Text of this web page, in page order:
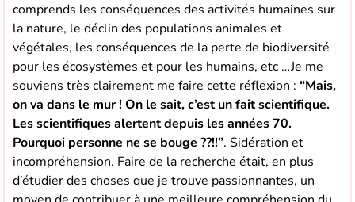
comprends les conséquences des activités humaines sur
la nature, le déclin des populations animales et
végétales, les conséquences de la perte de biodiversité
pour les écosystèmes et pour les humains, etc …Je me
souviens très clairement me faire cette réflexion :“Mais,
on va dans le mur ! On le sait, c’est un fait scientifique.
Les scientifiques alertent depuis les années 70.
Pourquoi personne ne se bouge ??!!”. Sidération et
incompréhension. Faire de la recherche était, en plus
d’étudier des choses que je trouve passionnantes, un